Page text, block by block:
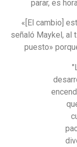
parar, es
«[El cambio]
señaló Maykel, al
puesto»